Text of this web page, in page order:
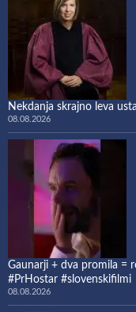
Nekdanja skrajno leva
08.08.2026
Gaunarji + dva promila =
#PrHostar #slovenskifilmi
08.08.2026